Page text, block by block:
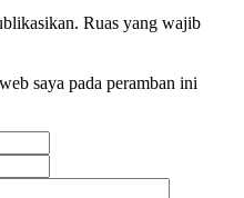
Ruas yang wajib
saya pada peramban ini